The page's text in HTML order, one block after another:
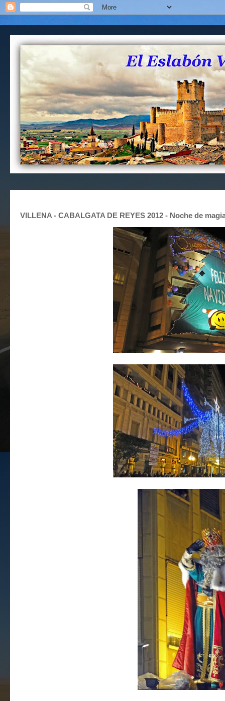
VILLENA - CABALGATA DE REYES 2012 - Noche de